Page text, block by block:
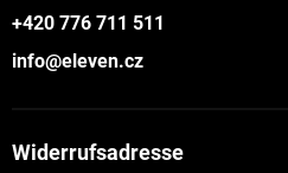
+420 776 711 511
info@eleven.cz
Widerrufsadresse